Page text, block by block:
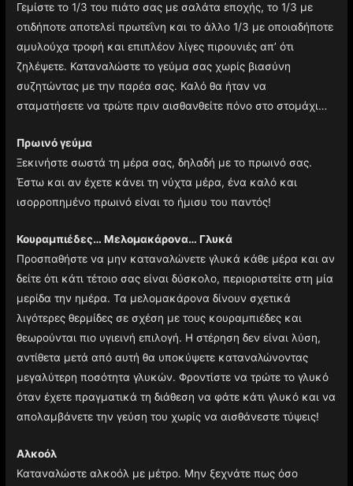
Γεμίστε το 1/3 του πιάτο σας με σαλάτα εποχής, το 1/3 με
οτιδήποτε αποτελεί πρωτεΐνη και το άλλο 1/3 με οποιαδήποτε
αμυλούχα τροφή και επιπλέον λίγες πιρουνιές απ’ ότι
ζηλέψετε. Καταναλώστε το γεύμα σας χωρίς βιασύνη
συζητώντας με την παρέα σας. Καλό θα ήταν να
σταματήσετε να τρώτε πριν αισθανθείτε πόνο στο στομάχι…
Πρωινό γεύμα
Ξεκινήστε σωστά τη μέρα σας, δηλαδή με το πρωινό σας.
Έστω και αν έχετε κάνει τη νύχτα μέρα, ένα καλό και
ισορροπημένο πρωινό είναι το ήμισυ του παντός!
Κουραμπιέδες… Μελομακάρονα… Γλυκά
Προσπαθήστε να μην καταναλώνετε γλυκά κάθε μέρα και αν
δείτε ότι κάτι τέτοιο σας είναι δύσκολο, περιοριστείτε στη μία
μερίδα την ημέρα. Τα μελομακάρονα δίνουν σχετικά
λιγότερες θερμίδες σε σχέση με τους κουραμπιέδες και
θεωρούνται πιο υγιεινή επιλογή. Η στέρηση δεν είναι λύση,
αντίθετα μετά από αυτή θα υποκύψετε καταναλώνοντας
μεγαλύτερη ποσότητα γλυκών. Φροντίστε να τρώτε το γλυκό
όταν έχετε πραγματικά τη διάθεση να φάτε κάτι γλυκό και να
απολαμβάνετε την γεύση του χωρίς να αισθάνεστε τύψεις!
Αλκοόλ
Καταναλώστε αλκοόλ με μέτρο. Μην ξεχνάτε πως όσο